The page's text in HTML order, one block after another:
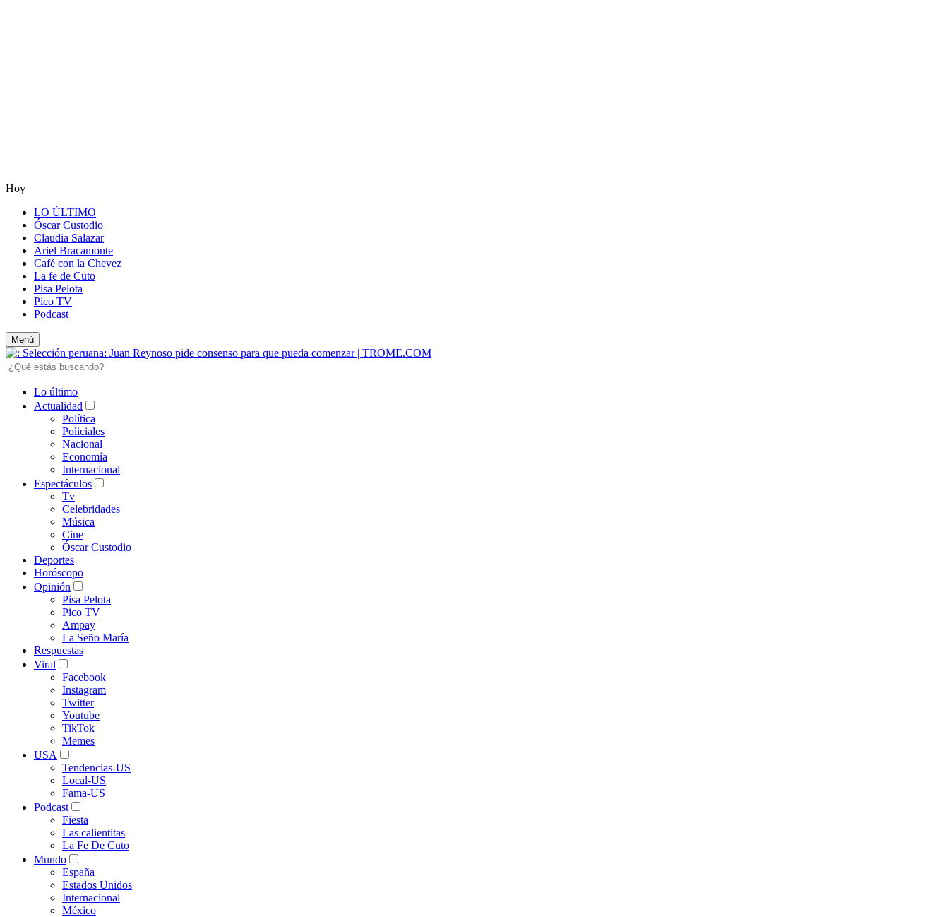
Hoy
LO ÚLTIMO
Óscar Custodio
Claudia Salazar
Ariel Bracamonte
Café con la Chevez
La fe de Cuto
Pisa Pelota
Pico TV
Podcast
Menú
Lo último
Actualidad
Política
Policiales
Nacional
Economía
Internacional
Espectáculos
Tv
Celebridades
Música
Cine
Óscar Custodio
Deportes
Horóscopo
Opinión
Pisa Pelota
Pico TV
Ampay
La Seño María
Respuestas
Viral
Facebook
Instagram
Twitter
Youtube
TikTok
Memes
USA
Tendencias-US
Local-US
Fama-US
Podcast
Fiesta
Las calientitas
La Fe De Cuto
Mundo
España
Estados Unidos
Internacional
México